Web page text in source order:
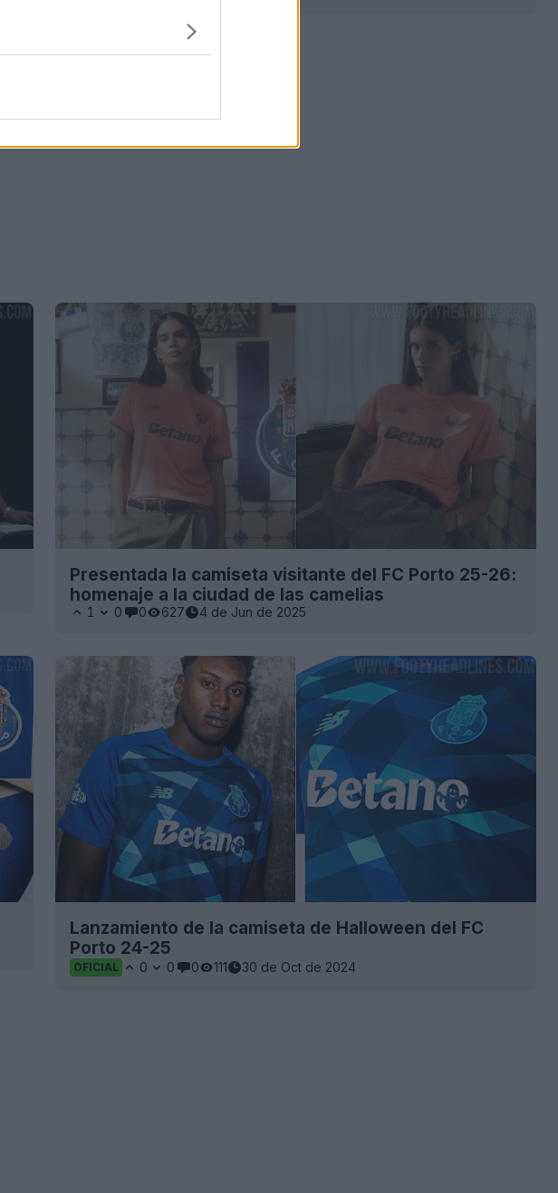
Presentada la camiseta visitante del FC Porto 25-26:
homenaje a la ciudad de las camelias
1 0 0 627 4 de Jun de 2025
Lanzamiento de la camiseta de Halloween del FC
Porto 24-25
OFICIAL 0 0 0 111 30 de Oct de 2024